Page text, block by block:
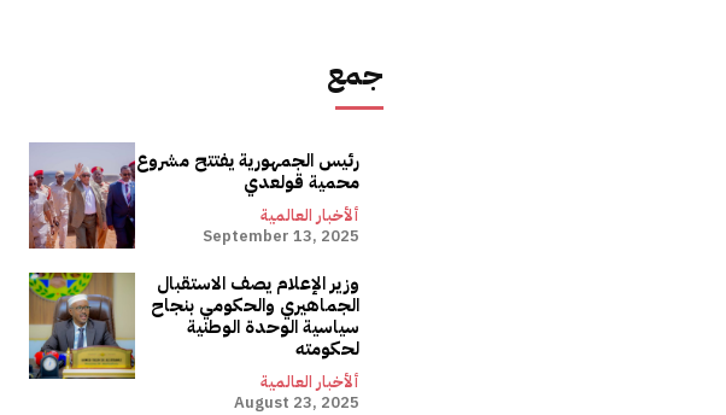
جمع
رئيس الجمهورية يفتتح مشروع
محمية قولعدي
ألأخبار العالمية
September 13, 2025
وزير الإعلام يصف الاستقبال
الجماهيري والحكومي بنجاح
سياسية الوحدة الوطنية
لحكومته
ألأخبار العالمية
August 23, 2025